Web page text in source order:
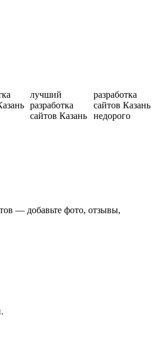
лучший
разработка
сайтов Казань
разработка
сайтов Казань
недорого
— добавьте фото, отзывы,